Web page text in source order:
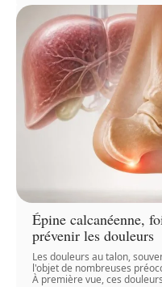
Épine calcanéenne,
prévenir les douleurs
Les douleurs au talon,
l'objet de nombreuses
À première vue, ces douleurs